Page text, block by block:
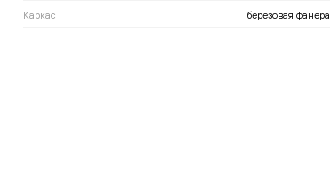
Каркас березовая фанера